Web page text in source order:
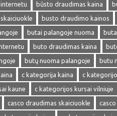
būsto draudimas kaina
busto draudimo kainos
butai palangoje nuoma
buto draudimas kaina
butų nuoma palangoje butu
c kategorija kaina c
kaune
c kategorijos kursai vilniuje
casco draudimas skaiciuokle